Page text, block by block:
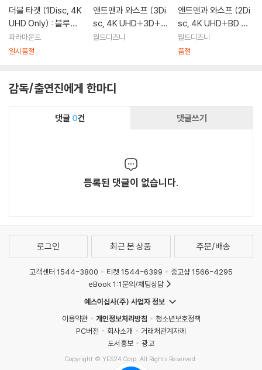
더블 타겟 (1Disc, 4K
UHD Only) : 블루레
이
파라마운트
일시품절
앤트맨과 와스프 (3Di
sc, 4K UHD+3D+B
D 풀슬립 A1 Type 스
월트디즈니
앤트맨과 와스프 (2Di
sc, 4K UHD+BD 렌
티큘러 풀슬립 B2 Ty
pe 스틸북 넘버링 한
월트디즈니
품절
감독/출연진에게 한마디
댓글 0건 댓글쓰기
등록된 댓글이 없습니다.
로그인 최근 본 상품 주문/배송
고객센터 1544-3800 티켓 1544-6399
중고샵 1566-4295
eBook 1:1문의/채팅상담
예스이십사(주) 사업자 정보
이용약관
개인정보처리방침
청소년보호정책
PC버전
회사소개
거래처관계자께
도서홍보
광고
Copyright © YES24 Corp. All Rights Reserved.